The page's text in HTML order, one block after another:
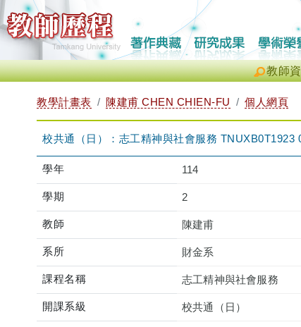
教師
教學計畫表 陳建甫 CHEN CHIEN-FU 個人網頁
校共通（日）：志工精神與社會服務 TNUXB0T1923
學年 114
學期 2
教師 陳建甫
系所 財金系
課程名稱 志工精神與社會服務
開課系級 校共通（日）